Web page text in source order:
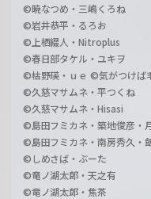
©暁なつめ・三嶋くろね
©岩井恭平・るろお
©上栖綴人・Nitroplus
©春日部タケル・ユキヲ
©枯野瑛・ｕｅ ©気がつけば
©久慈マサムネ・平つくね
©久慈マサムネ・Hisasi
©島田フミカネ・築地俊彦・
©島田フミカネ・南房秀久・
©しめさば・ぶーた
©竜ノ湖太郎・天之有
©竜ノ湖太郎・焦茶